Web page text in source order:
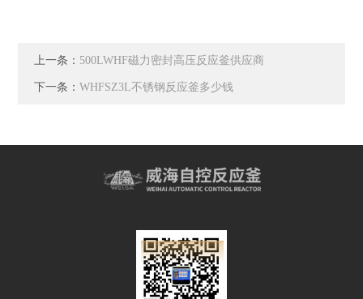
上一条： 500LWHF磁力密封高压反应釜供应商
下一条：WHFSZ3L不锈钢反应釜多少钱